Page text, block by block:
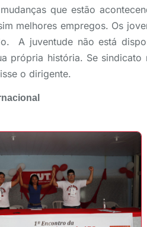
que estão
melhores empregos. Os
A juventude não está
própria história. Se
o dirigente.